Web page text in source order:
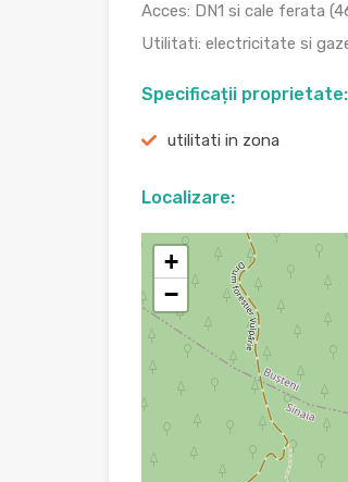
Acces: DN1 si cale ferata
Utilitati: electricitate si
Specificații proprietate:
utilitati in zona
Localizare:
+
−